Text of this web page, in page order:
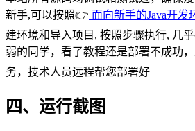
新手,可以按照👉 面向新手的Java开发
建环境和导入项目, 按照步骤执行, 几
弱的同学，看了教程还是部署不成功
务，技术人员远程帮您部署好
四、运行截图